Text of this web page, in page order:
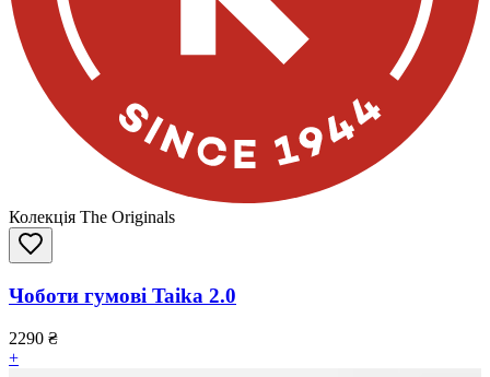
Колекція The Originals
Чоботи гумові Taika 2.0
2290 ₴
+